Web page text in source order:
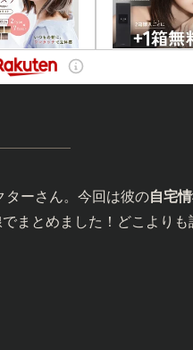
ターさん。今回は彼の自宅
まとめました！どこより